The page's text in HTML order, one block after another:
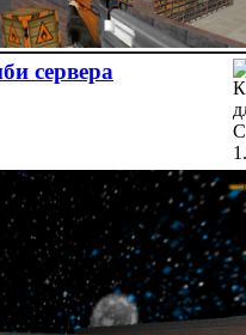
сервера